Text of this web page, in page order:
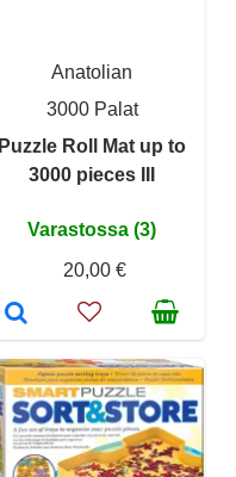
Anatolian
3000 Palat
Puzzle Roll Mat up to
3000 pieces III
Varastossa (3)
20,00 €